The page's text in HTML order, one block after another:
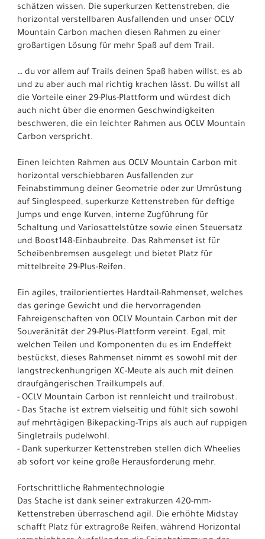
schätzen wissen. Die superkurzen Kettenstreben, die
horizontal verstellbaren Ausfallenden und unser OCLV
Mountain Carbon machen diesen Rahmen zu einer
großartigen Lösung für mehr Spaß auf dem Trail.
… du vor allem auf Trails deinen Spaß haben willst, es ab
und zu aber auch mal richtig krachen lässt. Du willst all
die Vorteile einer 29-Plus-Plattform und würdest dich
auch nicht über die enormen Geschwindigkeiten
beschweren, die ein leichter Rahmen aus OCLV Mountain
Carbon verspricht.
Einen leichten Rahmen aus OCLV Mountain Carbon mit
horizontal verschiebbaren Ausfallenden zur
Feinabstimmung deiner Geometrie oder zur Umrüstung
auf Singlespeed, superkurze Kettenstreben für deftige
Jumps und enge Kurven, interne Zugführung für
Schaltung und Variosattelstütze sowie einen Steuersatz
und Boost148-Einbaubreite. Das Rahmenset ist für
Scheibenbremsen ausgelegt und bietet Platz für
mittelbreite 29-Plus-Reifen.
Ein agiles, trailorientiertes Hardtail-Rahmenset, welches
das geringe Gewicht und die hervorragenden
Fahreigenschaften von OCLV Mountain Carbon mit der
Souveränität der 29-Plus-Plattform vereint. Egal, mit
welchen Teilen und Komponenten du es im Endeffekt
bestückst, dieses Rahmenset nimmt es sowohl mit der
langstreckenhungrigen XC-Meute als auch mit deinen
draufgängerischen Trailkumpels auf.
- OCLV Mountain Carbon ist rennleicht und trailrobust.
- Das Stache ist extrem vielseitig und fühlt sich sowohl
auf mehrtägigen Bikepacking-Trips als auch auf ruppigen
Singletrails pudelwohl.
- Dank superkurzer Kettenstreben stellen dich Wheelies
ab sofort vor keine große Herausforderung mehr.
Fortschrittliche Rahmentechnologie
Das Stache ist dank seiner extrakurzen 420-mm-
Kettenstreben überraschend agil. Die erhöhte Midstay
schafft Platz für extragroße Reifen, während Horizontal